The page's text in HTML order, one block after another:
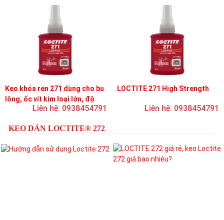
Keo khóa ren 271 dùng cho bu
lông, ốc vít kim loại lớn, độ
nhớt thấp, độ bền cao
Liên hệ: 0938454791
LOCTITE 271 High Strength
Liên hệ: 0938454791
KEO DÁN LOCTITE® 272